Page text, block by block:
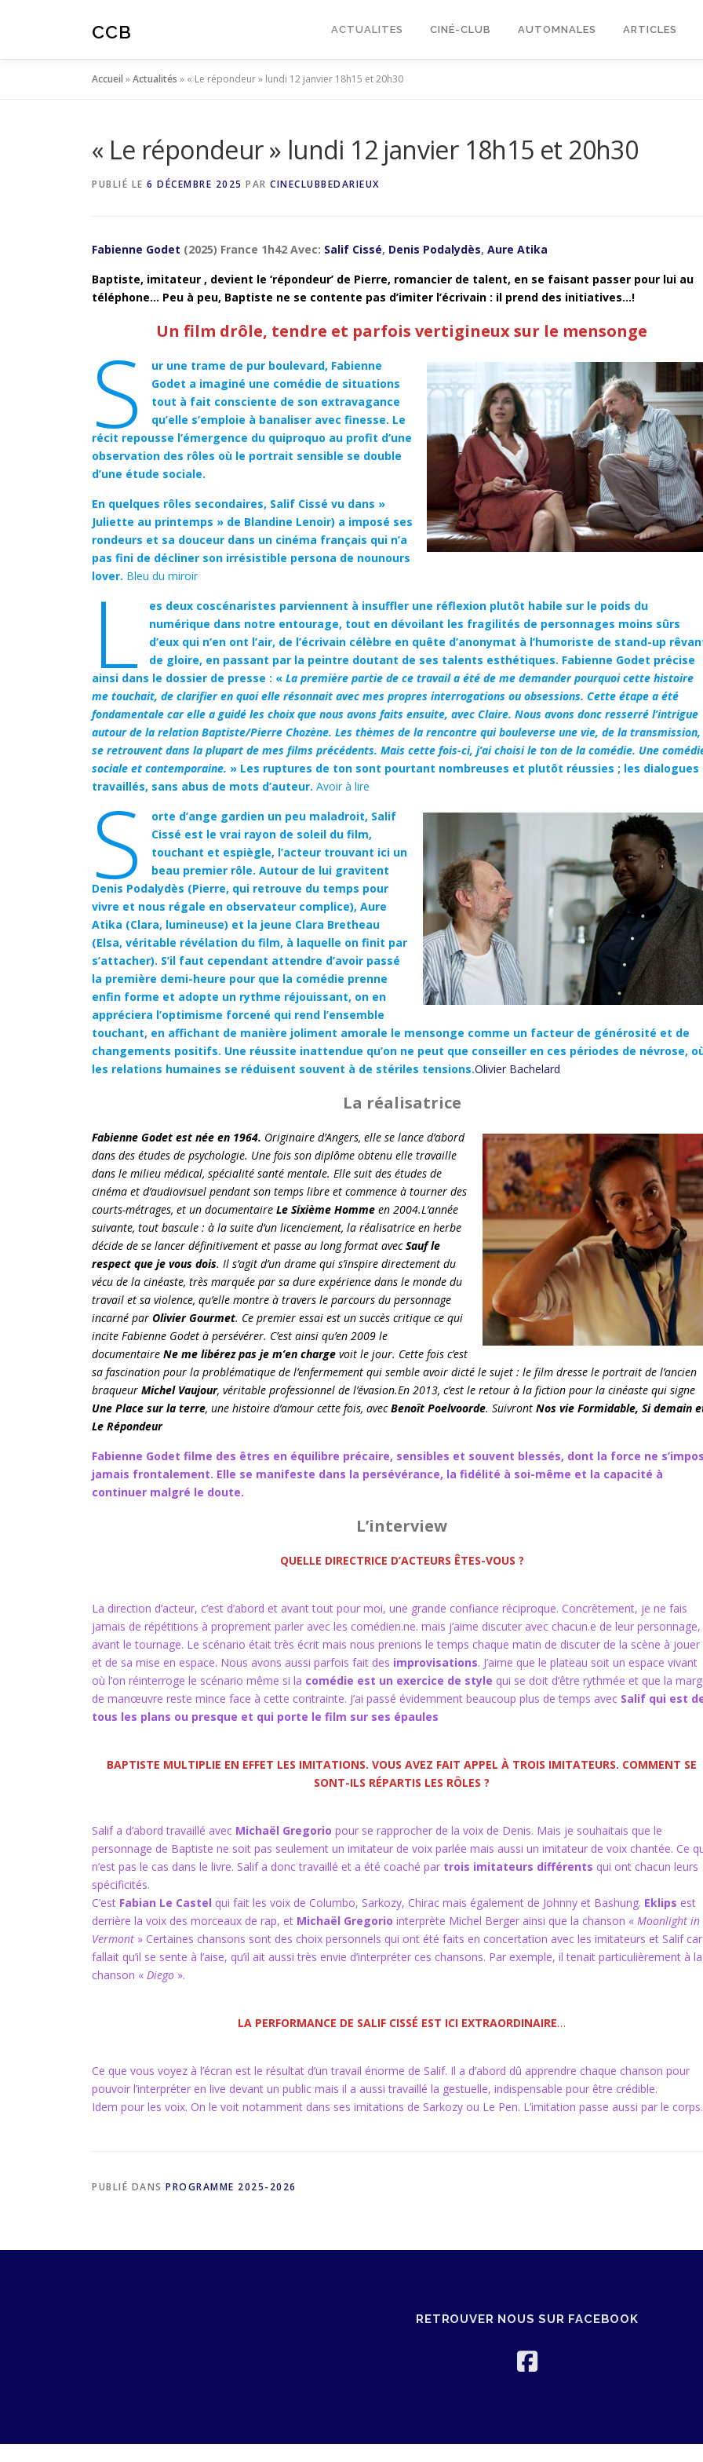
CCB ACTUALITES CINÉ-CLUB AUTOMNALES ARTICLES
Accueil »Actualités » « Le répondeur » lundi 12 janvier 18h15 et 20h30
« Le répondeur » lundi 12 janvier 18h15 et 20h30
PUBLIÉ LE 6 DÉCEMBRE 2025 PAR CINECLUBBEDARIEUX
Fabienne Godet (2025) France 1h42 Avec: Salif Cissé, Denis Podalydès, Aure Atika
Baptiste, imitateur , devient le ‘répondeur’ de Pierre, romancier de talent, en se faisant passer pour lui au
téléphone… Peu à peu, Baptiste ne se contente pas d’imiter l’écrivain : il prend des initiatives…!
Un film drôle, tendre et parfois vertigineux sur le mensonge
S
ur une trame de pur boulevard, Fabienne
Godet a imaginé une comédie de situations
tout à fait consciente de son extravagance
qu’elle s’emploie à banaliser avec finesse. Le
récit repousse l’émergence du quiproquo au profit d’une
observation des rôles où le portrait sensible se double
d’une étude sociale.
En quelques rôles secondaires, Salif Cissé vu dans »
Juliette au printemps » de Blandine Lenoir) a imposé ses
rondeurs et sa douceur dans un cinéma français qui n’a
pas fini de décliner son irrésistible persona de nounours
lover. Bleu du miroir
l
es deux coscénaristes parviennent à insuffler une réflexion plutôt habile sur le poids du
numérique dans notre entourage, tout en dévoilant les fragilités de personnages moins sûrs
d’eux qui n’en ont l’air, de l’écrivain célèbre en quête d’anonymat à l’humoriste de stand-up
de gloire, en passant par la peintre doutant de ses talents esthétiques. Fabienne Godet précise
ainsi dans le dossier de presse : « La première partie de ce travail a été de me demander pourquoi cette histoire
me touchait, de clarifier en quoi elle résonnait avec mes propres interrogations ou obsessions. Cette étape a été
fondamentale car elle a guidé les choix que nous avons faits ensuite, avec Claire. Nous avons donc resserré l’intrigue
autour de la relation Baptiste/Pierre Chozène. Les thèmes de la rencontre qui bouleverse une vie, de la transmission,
se retrouvent dans la plupart de mes films précédents. Mais cette fois-ci, j’ai choisi le ton de la comédie. Une
sociale et contemporaine. » Les ruptures de ton sont pourtant nombreuses et plutôt réussies ; les dialogues
travaillés, sans abus de mots d’auteur. Avoir à lire
S
orte d’ange gardien un peu maladroit, Salif
Cissé est le vrai rayon de soleil du film,
touchant et espiègle, l’acteur trouvant ici un
beau premier rôle. Autour de lui gravitent
Denis Podalydès (Pierre, qui retrouve du temps pour
vivre et nous régale en observateur complice), Aure
Atika (Clara, lumineuse) et la jeune Clara Bretheau
(Elsa, véritable révélation du film, à laquelle on finit par
s’attacher). S’il faut cependant attendre d’avoir passé
la première demi-heure pour que la comédie prenne
enfin forme et adopte un rythme réjouissant, on en
appréciera l’optimisme forcené qui rend l’ensemble
touchant, en affichant de manière joliment amorale le mensonge comme un facteur de générosité et de
changements positifs. Une réussite inattendue qu’on ne peut que conseiller en ces périodes de névrose,
les relations humaines se réduisent souvent à de stériles tensions.Olivier Bachelard
La réalisatrice
Fabienne Godet est née en 1964. Originaire d’Angers, elle se lance d’abord
dans des études de psychologie. Une fois son diplôme obtenu elle travaille
dans le milieu médical, spécialité santé mentale. Elle suit des études de
cinéma et d’audiovisuel pendant son temps libre et commence à tourner des
courts-métrages, et un documentaire Le Sixième Homme en 2004.L’année
suivante, tout bascule : à la suite d’un licenciement, la réalisatrice en herbe
décide de se lancer définitivement et passe au long format avecSauf le
respect que je vous dois. Il s’agit d’un drame qui s’inspire directement du
vécu de la cinéaste, très marquée par sa dure expérience dans le monde du
travail et sa violence, qu’elle montre à travers le parcours du personnage
incarné par Olivier Gourmet. Ce premier essai est un succès critique ce qui
incite Fabienne Godet à persévérer. C’est ainsi qu’en 2009 le
documentaire Ne me libérez pas je m’en charge voit le jour. Cette fois c’est
sa fascination pour la problématique de l’enfermement qui semble avoir dicté le sujet : le film dresse le portrait de l’ancien
braqueur Michel Vaujour, véritable professionnel de l’évasion.En 2013, c’est le retour à la fiction pour la cinéaste qui signe
Une Place sur la terre, une histoire d’amour cette fois, avecBenoît Poelvoorde. Suivront Nos vie Formidable, Si demain
Le Répondeur
Fabienne Godet filme des êtres en équilibre précaire, sensibles et souvent blessés, dont la force ne
jamais frontalement. Elle se manifeste dans la persévérance, la fidélité à soi-même et la capacité à
continuer malgré le doute.
L’interview
QUELLE DIRECTRICE D’ACTEURS ÊTES-VOUS ?
La direction d’acteur, c’est d’abord et avant tout pour moi, une grande confiance réciproque. Concrètement, je ne fais
jamais de répétitions à proprement parler avec les comédien.ne. mais j’aime discuter avec chacun.e de leur personnage,
avant le tournage. Le scénario était très écrit mais nous prenions le temps chaque matin de discuter de la scène à jouer
et de sa mise en espace. Nous avons aussi parfois fait des improvisations. J’aime que le plateau soit un espace vivant
où l’on réinterroge le scénario même si la comédie est un exercice de style qui se doit d’être rythmée et que la
de manœuvre reste mince face à cette contrainte. J’ai passé évidemment beaucoup plus de temps avec Salif qui est
tous les plans ou presque et qui porte le film sur ses épaules
BAPTISTE MULTIPLIE EN EFFET LES IMITATIONS. VOUS AVEZ FAIT APPEL À TROIS IMITATEURS. COMMENT SE
SONT-ILS RÉPARTIS LES RÔLES ?
Salif a d’abord travaillé avec Michaël Gregorio pour se rapprocher de la voix de Denis. Mais je souhaitais que le
personnage de Baptiste ne soit pas seulement un imitateur de voix parlée mais aussi un imitateur de voix chantée. Ce
n’est pas le cas dans le livre. Salif a donc travaillé et a été coaché par trois imitateurs différents qui ont chacun leurs
spécificités.
C’est Fabian Le Castel qui fait les voix de Columbo, Sarkozy, Chirac mais également de Johnny et Bashung. Eklips est
derrière la voix des morceaux de rap, et Michaël Gregorio interprète Michel Berger ainsi que la chanson « Moonlight in
Vermont » Certaines chansons sont des choix personnels qui ont été faits en concertation avec les imitateurs et Salif
fallait qu’il se sente à l’aise, qu’il ait aussi très envie d’interpréter ces chansons. Par exemple, il tenait particulièrement à la
chanson « Diego ».
LA PERFORMANCE DE SALIF CISSÉ EST ICI EXTRAORDINAIRE…
Ce que vous voyez à l’écran est le résultat d’un travail énorme de Salif. Il a d’abord dû apprendre chaque chanson pour
pouvoir l’interpréter en live devant un public mais il a aussi travaillé la gestuelle, indispensable pour être crédible.
Idem pour les voix. On le voit notamment dans ses imitations de Sarkozy ou Le Pen. L’imitation passe aussi par le corps.
PUBLIÉ DANS PROGRAMME 2025-2026
RETROUVER NOUS SUR FACEBOOK